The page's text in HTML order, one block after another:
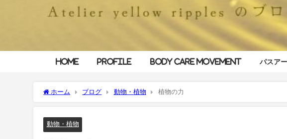
HOME Profile Body Care Movement パスア
ホーム ブログ 動物・植物 植物の力
動物・植物